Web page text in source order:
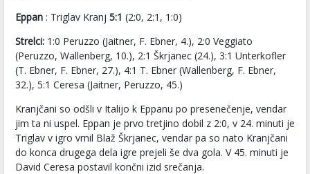
Eppan : Triglav Kranj 5:1 (2:0, 2:1, 1:0)
Strelci: 1:0 Peruzzo (Jaitner, F. Ebner, 4.), 2:0 Veggiato
(Peruzzo, Wallenberg, 10.), 2:1 Škrjanec (24.), 3:1 Unterkofler
(T. Ebner, F. Ebner, 27.), 4:1 T. Ebner (Wallenberg, F. Ebner,
32.), 5:1 Ceresa (Jaitner, Peruzzo, 45.)
Kranjčani so odšli v Italijo k Eppanu po presenečenje, vendar
jim ta ni uspel. Eppan je prvo tretjino dobil z 2:0, v 24. minuti je
Triglav v igro vrnil Blaž Škrjanec, vendar pa so nato Kranjčani
do konca drugega dela igre prejeli še dva gola. V 45. minuti je
David Ceresa postavil končni izid srečanja.